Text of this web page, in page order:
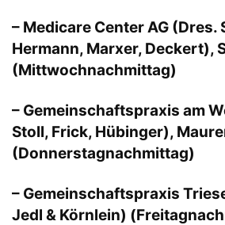
– Medicare Center AG (Dres.
Hermann, Marxer, Deckert),
(Mittwochnachmittag)
– Gemeinschaftspraxis am
Stoll, Frick, Hübinger),
(Donnerstagnachmittag)
– Gemeinschaftspraxis
Jedl & Körnlein)